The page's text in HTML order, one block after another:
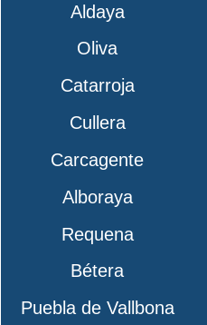
Aldaya
Oliva
Catarroja
Cullera
Carcagente
Alboraya
Requena
Bétera
Puebla de Vallbona